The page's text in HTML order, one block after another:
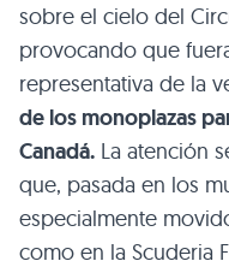
sobre el cielo del
provocando que
representativa de la
de los monoplazas
Canadá. La atención
que, pasada en los
especialmente
como en la Scuderia